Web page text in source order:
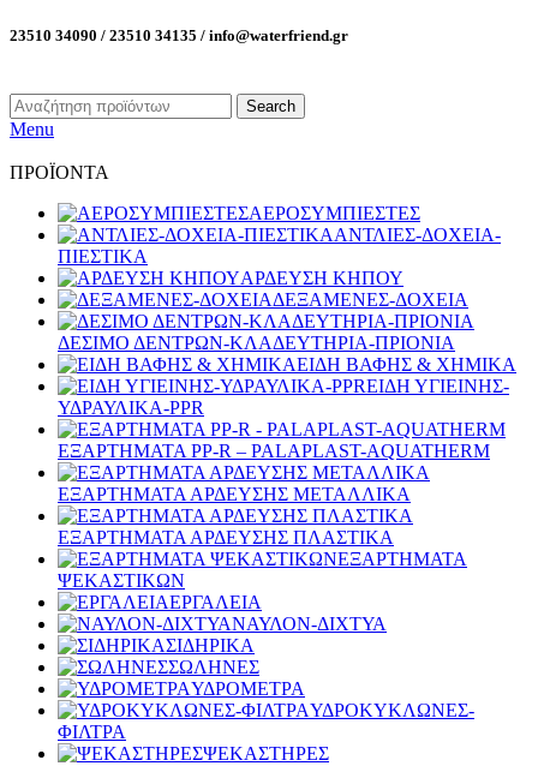
23510 34090 / 23510 34135 / info@waterfriend.gr
Search
Menu
ΠΡΟΪΟΝΤΑ
ΑΕΡΟΣΥΜΠΙΕΣΤΕΣ
ΑΝΤΛΙΕΣ-ΔΟΧΕΙΑ-
ΠΙΕΣΤΙΚΑ
ΑΡΔΕΥΣΗ ΚΗΠΟΥ
ΔΕΞΑΜΕΝΕΣ-ΔΟΧΕΙΑ
ΔΕΣΙΜΟ ΔΕΝΤΡΩΝ-ΚΛΑΔΕΥΤΗΡΙΑ-ΠΡΙΟΝΙΑ
ΕΙΔΗ ΒΑΦΗΣ & ΧΗΜΙΚΑ
ΕΙΔΗ ΥΓΙΕΙΝΗΣ-
ΥΔΡΑΥΛΙΚΑ-PPR
ΕΞΑΡΤΗΜΑΤΑ PP-R – PALAPLAST-AQUATHERM
ΕΞΑΡΤΗΜΑΤΑ ΑΡΔΕΥΣΗΣ ΜΕΤΑΛΛΙΚΑ
ΕΞΑΡΤΗΜΑΤΑ ΑΡΔΕΥΣΗΣ ΠΛΑΣΤΙΚΑ
ΕΞΑΡΤΗΜΑΤΑ
ΨΕΚΑΣΤΙΚΩΝ
ΕΡΓΑΛΕΙΑ
ΝΑΥΛΟΝ-ΔΙΧΤΥΑ
ΣΙΔΗΡΙΚΑ
ΣΩΛΗΝΕΣ
ΥΔΡΟΜΕΤΡΑ
ΥΔΡΟΚΥΚΛΩΝΕΣ-
ΦΙΛΤΡΑ
ΨΕΚΑΣΤΗΡΕΣ